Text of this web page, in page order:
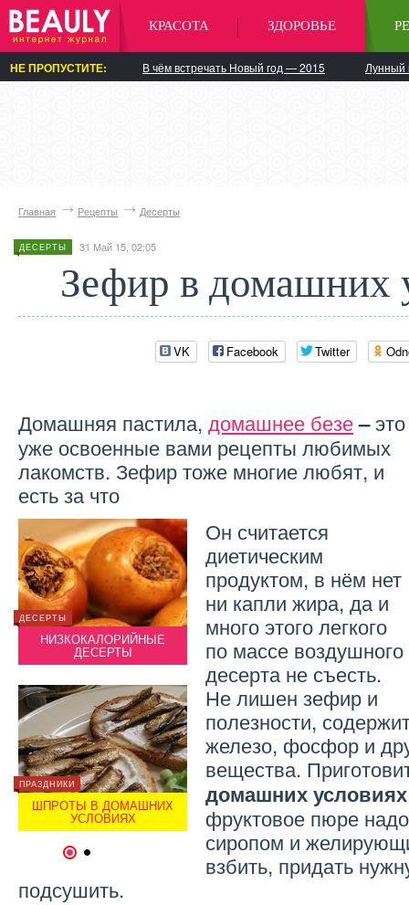
КРАСОТА ЗДОРОВЬЕ
НЕ ПРОПУСТИТЕ: В чём встречать Новый год — 2015 Лунный
Главная Рецепты Десерты
ДЕСЕРТЫ 31 Май 15, 02:05
Зефир в домашних
VK Facebook Twitter
Домашняя пастила, домашнее безе–это
уже освоенные вами рецепты любимых
лакомств. Зефир тоже многие любят, и
есть за что
ДЕСЕРТЫ
НИЗКОКАЛОРИЙНЫЕ
ДЕСЕРТЫ
ПРАЗДНИКИ
ШПРОТЫ В ДОМАШНИХ
УСЛОВИЯХ
ВИНО ИЗ МАЛИНЫ В
ДОМАШНИХ УСЛОВИЯХ
ГОРЯЧИЕ БЛЮДА
РЕЦЕПТ ЛАГМАНА В
ДОМАШНИХ УСЛОВИЯХ
Он считается
диетическим
продуктом, в нём нет
ни капли жира, да и
много этого легкого
по массе воздушного
десерта не съесть.
Не лишен зефир и
полезности,
железо, фосфор и
вещества.
домашних условиях
фруктовое пюре
сиропом и
взбить, придать
подсушить.